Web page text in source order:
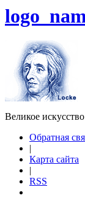
Великое
Обратная
|
Карта сайта
|
RSS